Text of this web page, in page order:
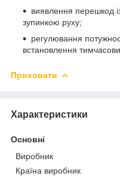
виявлення перешкод
зупинкою руху;
регулювання
встановлення
Приховати
Характеристики
Основні
Виробник
Країна виробник